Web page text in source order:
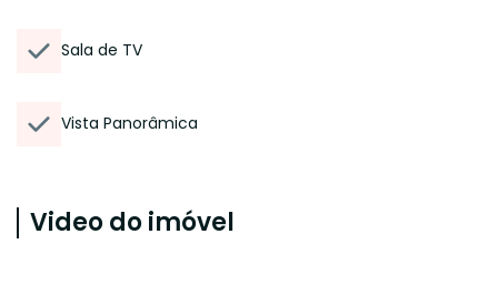
Sala de TV
Vista Panorâmica
Video do imóvel